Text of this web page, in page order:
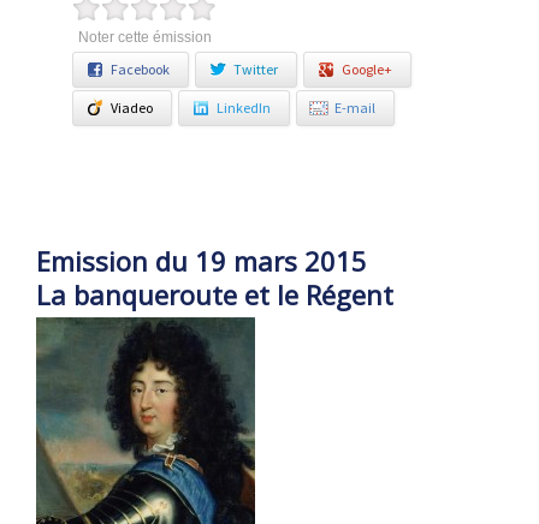
Noter cette émission
Facebook Twitter Google+
Viadeo LinkedIn E-mail
Emission du 19 mars 2015
La banqueroute et le Régent